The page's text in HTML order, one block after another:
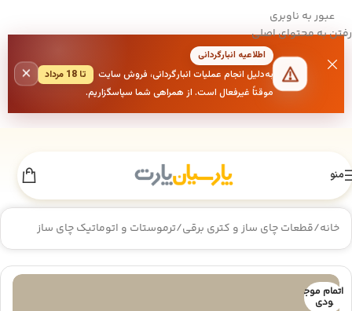
عبور به ناوبری
رفتن به محتوای اصلی
اطلاعیه انبارگردانی
به‌دلیل انجام عملیات انبارگردانی، فروش سایت
تا 18 مرداد
موقتاً غیرفعال است. از همراهی شما سپاسگزاریم.
×
منو
خانه/قطعات چای ساز و کتری برقی/ترموستات و اتوماتیک چای ساز
اتمام موج
ودی